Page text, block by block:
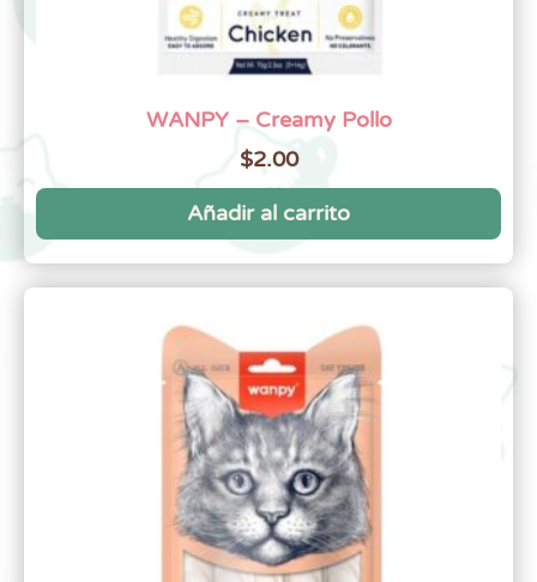
WANPY – Creamy Pollo
$2.00
Añadir al carrito